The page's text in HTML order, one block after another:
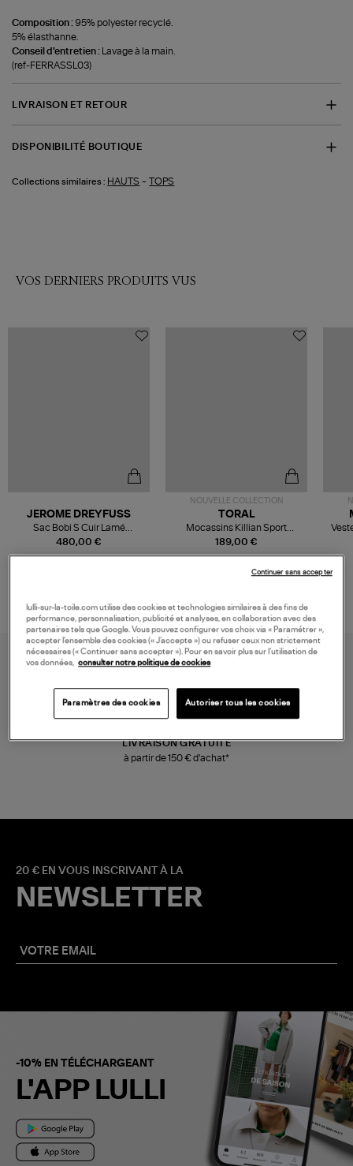
Composition : 95% polyester recyclé.
5% élasthanne.
Conseil d'entretien :
Lavage à la main.
(ref-FERRASSL03)
LIVRAISON ET RETOUR
DISPONIBILITÉ BOUTIQUE
Collections similaires : HAUTS -TOPS
VOS DERNIERS PRODUITS VUS
480,00 €
JEROME DREYFUSS
Sac Bobi S Cuir Lamé
Champagne
NOUVELLE COLLECTION
189,00 €
TORAL
Mocassins Killian Sport
Mousse
LIVRAISON GRATUITE
à partir de 150 € d'achat*
20 € EN VOUS INSCRIVANT À LA
NEWSLETTER
-10% EN TÉLÉCHARGEANT
L'APP LULLI
lulli-sur-la-toile.com utilise des cookies et technologies similaires à des fins de
performance, personnalisation, publicité et analyses, en collaboration avec des
partenaires tels que Google. Vous pouvez configurer vos choix via « Paramétrer »,
accepter l’ensemble des cookies (« J’accepte ») ou refuser ceux non strictement
nécessaires (« Continuer sans accepter »). Pour en savoir plus sur l’utilisation de
vos données,
consulter notre politique de cookies
Paramètres des cookies Autoriser tous les cookies
Continuer sans accepter